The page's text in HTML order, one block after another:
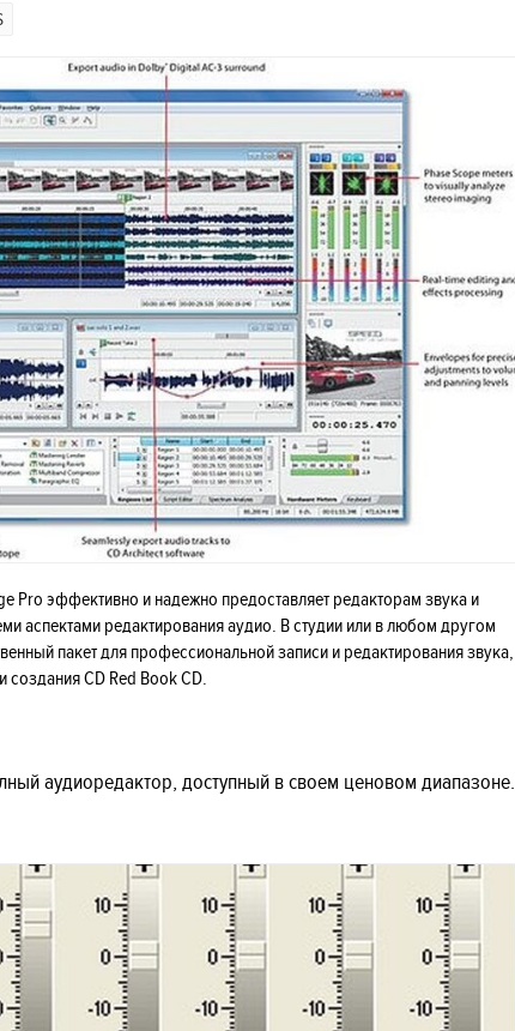
Pro эффективно и надежно предоставляет редакторам звука и
аспектами редактирования аудио. В студии или в любом другом
пакет для профессиональной записи и редактирования звука,
создания CD Red Book CD.
аудиоредактор, доступный в своем ценовом диапазоне.